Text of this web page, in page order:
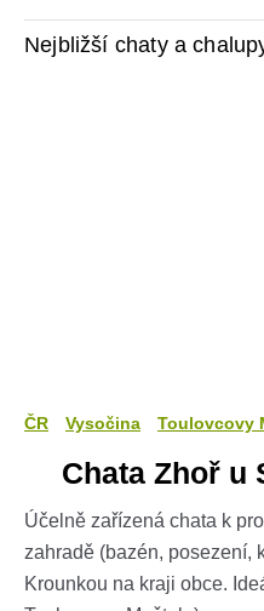
Nejbližší chaty a
ČR Vysočina Toulovcovy
Chata Zhoř u
Účelně zařízená chata k
zahradě (bazén, posezení,
Krounkou na kraji obce.